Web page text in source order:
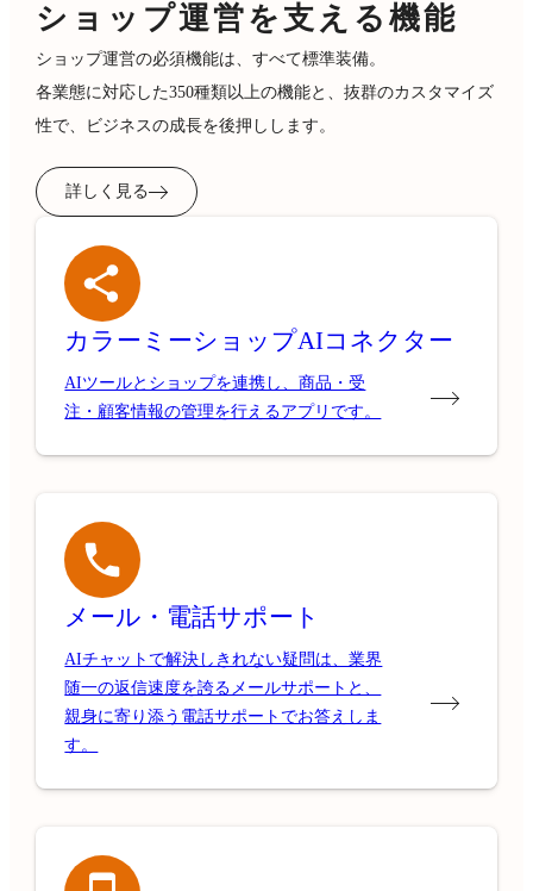
ショップ運営を支える機能
ショップ運営の必須機能は、すべて標準装備。
各業態に対応した350種類以上の機能と、抜群のカスタマイズ
性で、ビジネスの成長を後押しします。
詳しく見る
カラーミーショップAIコネクター
AIツールとショップを連携し、商品・受
注・顧客情報の管理を行えるアプリです。
メール・電話サポート
AIチャットで解決しきれない疑問は、業界
随一の返信速度を誇るメールサポートと、
親身に寄り添う電話サポートでお答えしま
す。